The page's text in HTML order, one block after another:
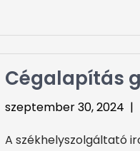
Cégalapítás
szeptember 30, 2024 |
A székhelyszolgáltató